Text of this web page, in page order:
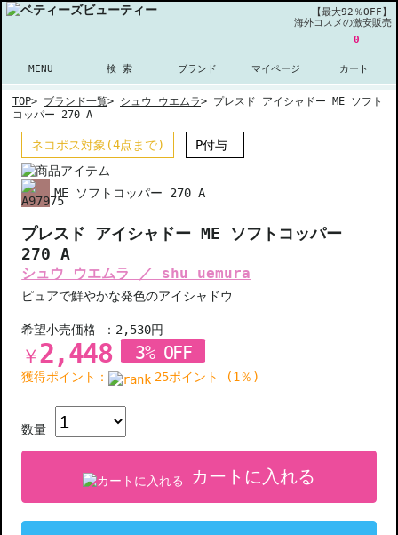
【最大92％OFF】
海外コスメの激安販売
MENU 検 索 ブランド マイページ
0
カート
TOP> ブランド一覧> シュウ ウエムラ> プレスド アイシャドー ME ソフト
コッパー 270 A
ネコポス対象(4点まで) P付与
ME ソフトコッパー 270 A
プレスド アイシャドー ME ソフトコッパー
270 A
シュウ ウエムラ ／ shu uemura
ピュアで鮮やかな発色のアイシャドウ
希望小売価格 ：2,530円
￥ 2,448 3% OFF
獲得ポイント： 25ポイント (1％)
数量
カートに入れる